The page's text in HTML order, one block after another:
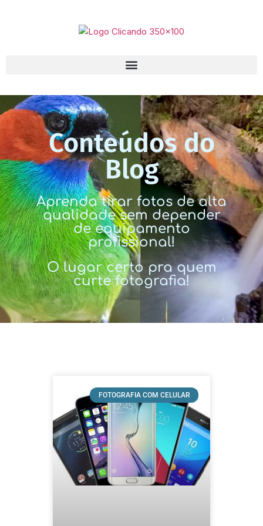
Conteúdos do
Blog
Aprenda tirar fotos de alta
qualidade sem depender
de equipamento
profissional!
O lugar certo pra quem
curte fotografia!
FOTOGRAFIA COM CELULAR